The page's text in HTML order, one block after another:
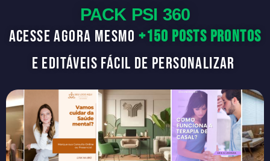
PACK PSI 360
Acesse agora mesmo+150 posts prontos
e editáveis fácil de personalizar